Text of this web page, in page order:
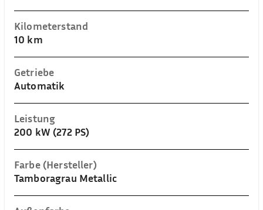
Kilometerstand
10 km
Getriebe
Automatik
Leistung
200 kW (272 PS)
Farbe (Hersteller)
Tamboragrau Metallic